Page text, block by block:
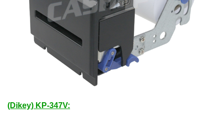
(Dikey) KP-347V: